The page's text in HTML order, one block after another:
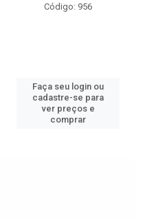
Código: 956
Faça seu login ou
cadastre-se para
ver preços e
comprar